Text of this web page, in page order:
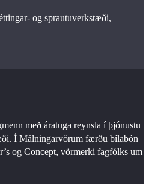
og sprautuverkstæði,
með áratuga reynsla í þjónustu
Í Málningarvörum færðu bílabón
og Concept, vörmerki fagfólks um